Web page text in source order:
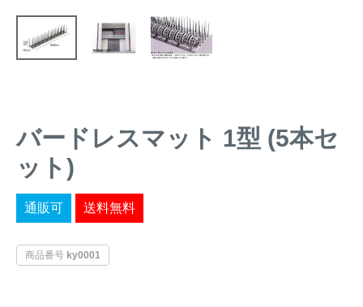
バードレスマット 1型 (5本セ
ット)
通販可 送料無料
商品番号 ky0001
サーカメラ）
屋外防犯・監視カメ
金網柵
ュ柵等）
箱わな（イノシシ・シ
カ・サル等）
くくり罠